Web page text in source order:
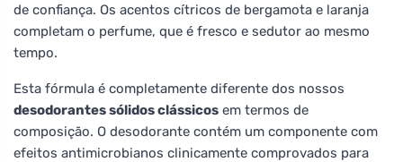
de confiança. Os acentos cítricos de bergamota e laranja
completam o perfume, que é fresco e sedutor ao mesmo
tempo.
Esta fórmula é completamente diferente dos nossos
desodorantes sólidos clássicos em termos de
composição. O desodorante contém um componente com
efeitos antimicrobianos clinicamente comprovados para